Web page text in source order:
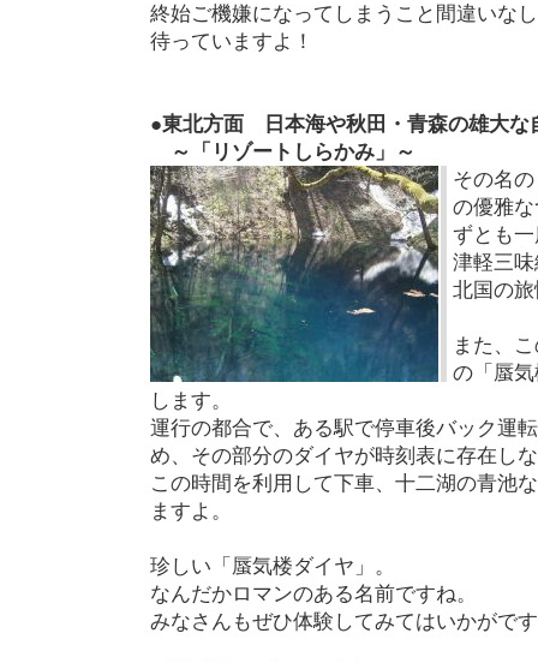
終始ご機嫌になってしまうこと間違いな
待っていますよ！
●東北方面 日本海や秋田・青森の雄大な
～「リゾートしらかみ」～
その名
の優雅
ずとも
津軽三
北国の
また、
の「蜃
します。
運行の都合で、ある駅で停車後バック運
め、その部分のダイヤが時刻表に存在し
この時間を利用して下車、十二湖の青池
ますよ。
珍しい「蜃気楼ダイヤ」。
なんだかロマンのある名前ですね。
みなさんもぜひ体験してみてはいかがで